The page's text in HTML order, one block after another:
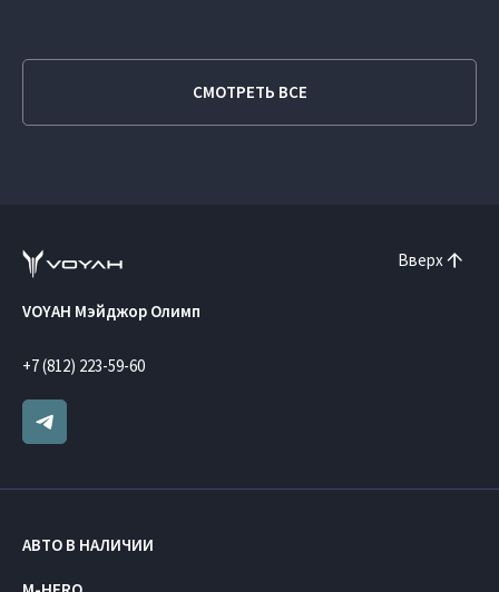
СМОТРЕТЬ ВСЕ
Вверх
VOYAH Мэйджор Олимп
+7 (812) 223-59-60
АВТО В НАЛИЧИИ